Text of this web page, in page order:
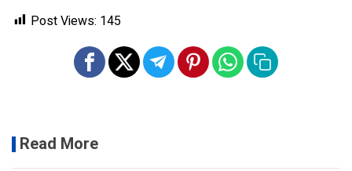
Post Views: 145
Read More